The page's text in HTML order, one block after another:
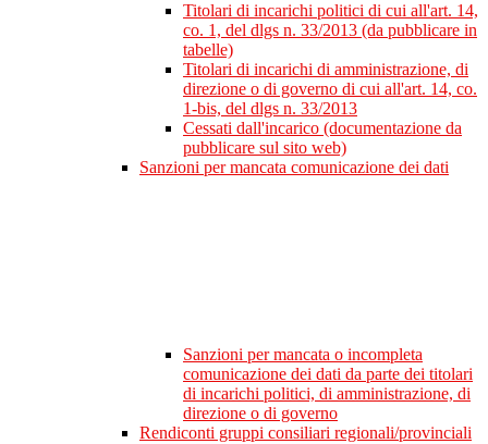
Titolari di incarichi politici di cui all'art. 14,
co. 1, del dlgs n. 33/2013 (da pubblicare in
tabelle)
Titolari di incarichi di amministrazione, di
direzione o di governo di cui all'art. 14, co.
1-bis, del dlgs n. 33/2013
Cessati dall'incarico (documentazione da
pubblicare sul sito web)
Sanzioni per mancata comunicazione dei dati
Sanzioni per mancata o incompleta
comunicazione dei dati da parte dei titolari
di incarichi politici, di amministrazione, di
direzione o di governo
Rendiconti gruppi consiliari regionali/provinciali